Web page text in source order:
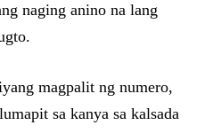
naging anino na lang
magpalit ng numero,
sa kanya sa kalsada